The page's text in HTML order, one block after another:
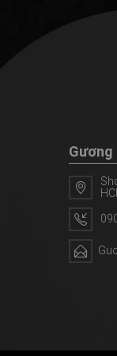
Gương